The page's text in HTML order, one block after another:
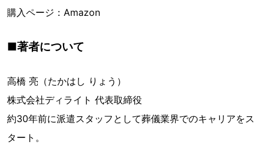
購入ページ：Amazon
■著者について
高橋 亮（たかはし りょう）
株式会社ディライト 代表取締役
約30年前に派遣スタッフとして葬儀業界でのキャリアをス
タート。